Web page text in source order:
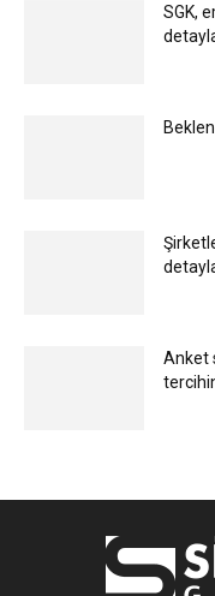
SGK,
Anket